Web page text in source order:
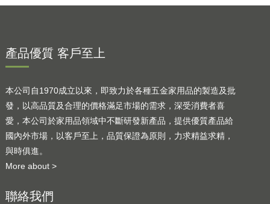
產品優質 客戶至上
本公司自1970成立以來，即致力於各種五金家用品的製造及批
發，以高品質及合理的價格滿足市場的需求，深受消費者喜
愛，本公司於家用品領域中不斷研發新產品，提供優質產品給
國內外市場，以客戶至上，品質保證為原則，力求精益求精，
與時俱進。
More about >
聯絡我們